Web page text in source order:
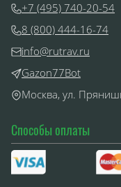
Способы оплаты
+7 (495) 740-20-54
8 (800) 444-16-74
info@rutrav.ru
Gazon77Bot
Москва, ул.